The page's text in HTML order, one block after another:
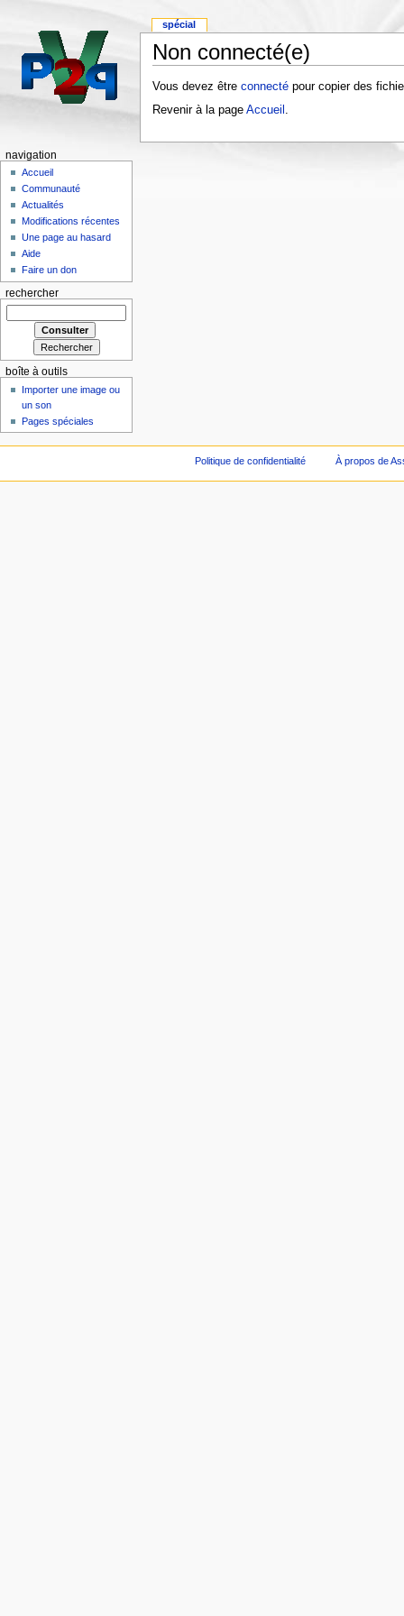
Non connecté(e)
Vous devez être connectépour copier des
Revenir à la page Accueil
spécial
navigation
Accueil
Communauté
Actualités
Modifications récentes
Une page au hasard
Aide
Faire un don
rechercher
boîte à outils
Importer une image ou
un son
Pages spéciales
Politique de confidentialité À propos de